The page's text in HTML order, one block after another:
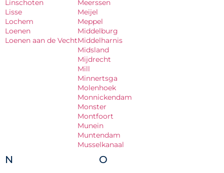
Linschoten
Lisse
Lochem
Loenen
Loenen aan de Vecht
Meerssen
Meijel
Meppel
Middelburg
Middelharnis
Midsland
Mijdrecht
Mill
Minnertsga
Molenhoek
Monnickendam
Monster
Montfoort
Munein
Muntendam
Musselkanaal
N O